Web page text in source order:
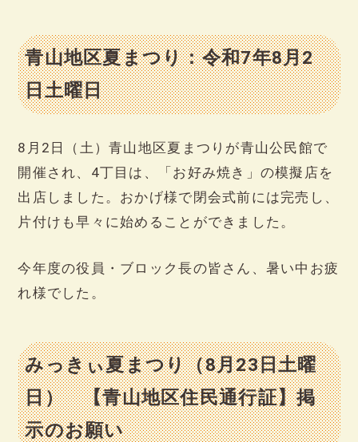
青山地区夏まつり：令和7年8月2
日土曜日
8月2日（土）青山地区夏まつりが青山公民館で
開催され、4丁目は、「お好み焼き」の模擬店を
出店しました。おかげ様で閉会式前には完売し、
片付けも早々に始めることができました。
今年度の役員・ブロック長の皆さん、暑い中お疲
れ様でした。
みっきぃ夏まつり（8月23日土曜
日） 【青山地区住民通行証】掲
示のお願い